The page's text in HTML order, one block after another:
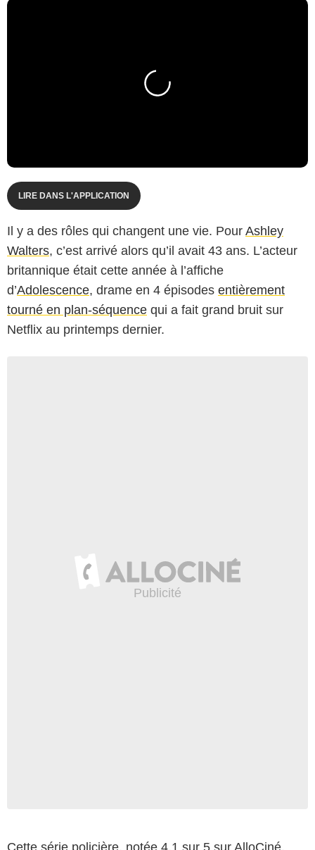
LIRE DANS L'APPLICATION
Il y a des rôles qui changent une vie. Pour Ashley
Walters, c’est arrivé alors qu’il avait 43 ans. L’acteur
britannique était cette année à l’affiche
d’Adolescence, drame en 4 épisodes entièrement
tourné en plan-séquence qui a fait grand bruit sur
Netflix au printemps dernier.
Cette série policière, notée 4,1 sur 5 sur AlloCiné,